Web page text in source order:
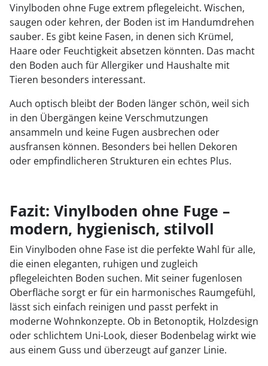
Vinylboden ohne Fuge extrem pflegeleicht. Wischen,
saugen oder kehren, der Boden ist im Handumdrehen
sauber. Es gibt keine Fasen, in denen sich Krümel,
Haare oder Feuchtigkeit absetzen könnten. Das macht
den Boden auch für Allergiker und Haushalte mit
Tieren besonders interessant.
Auch optisch bleibt der Boden länger schön, weil sich
in den Übergängen keine Verschmutzungen
ansammeln und keine Fugen ausbrechen oder
ausfransen können. Besonders bei hellen Dekoren
oder empfindlicheren Strukturen ein echtes Plus.
Fazit: Vinylboden ohne Fuge –
modern, hygienisch, stilvoll
Ein Vinylboden ohne Fase ist die perfekte Wahl für alle,
die einen eleganten, ruhigen und zugleich
pflegeleichten Boden suchen. Mit seiner fugenlosen
Oberfläche sorgt er für ein harmonisches Raumgefühl,
lässt sich einfach reinigen und passt perfekt in
moderne Wohnkonzepte. Ob in Betonoptik, Holzdesign
oder schlichtem Uni-Look, dieser Bodenbelag wirkt wie
aus einem Guss und überzeugt auf ganzer Linie.